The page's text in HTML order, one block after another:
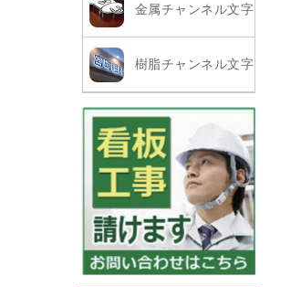
金属チャンネル文字
樹脂チャンネル文字